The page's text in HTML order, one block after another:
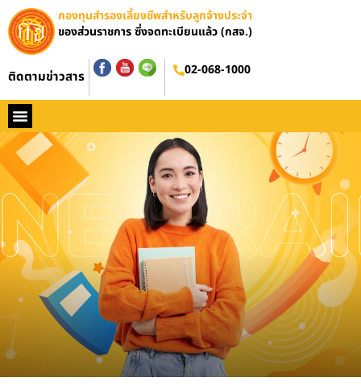
กองทุนสำรองเลี้ยงชีพสำหรับลูกจ้างประจำ
ของส่วนราชการ ซึ่งจดทะเบียนแล้ว (กสจ.)
ติดตามข่าวสาร 02-068-1000
อบรมออนไลน์